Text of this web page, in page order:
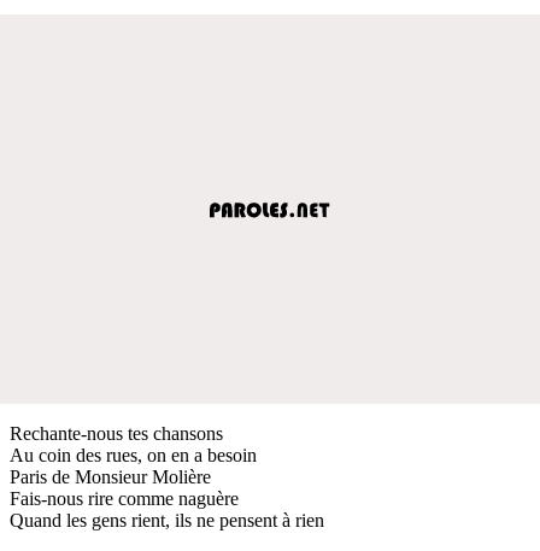
Rechante-nous tes chansons
Au coin des rues, on en a besoin
Paris de Monsieur Molière
Fais-nous rire comme naguère
Quand les gens rient, ils ne pensent à rien